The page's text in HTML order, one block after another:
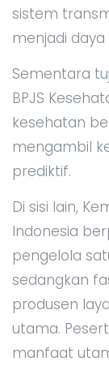
sistem
menjadi
Sementara
BPJS
kesehatan
mengambil
prediktif.
Di sisi lain,
Indonesia
pengelola
sedangkan
produsen
utama.
manfaat